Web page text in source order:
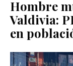
Hombre
Valdivia:
en